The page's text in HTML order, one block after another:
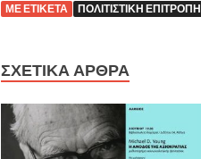
ΜΕ ΕΤΙΚΈΤΑ ΠΟΛΙΤΙΣΤΙΚΉ ΕΠΙΤΡΟΠΉ
ΣΧΕΤΙΚΆ ΆΡΘΡΑ